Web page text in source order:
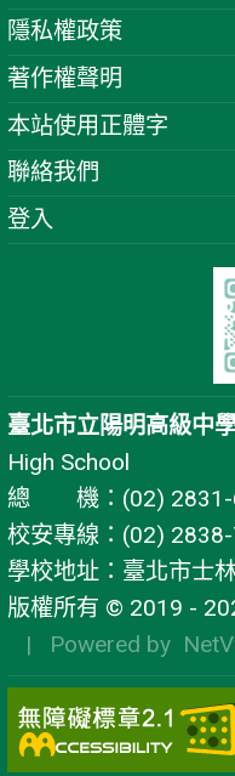
隱私權政策
著作權聲明
本站使用正體字
聯絡我們
登入
臺北市立陽明高級中
High School
總 機：(02) 2831-
校安專線：(02)
學校地址：臺北市士
版權所有 © 2019 -
| Powered by